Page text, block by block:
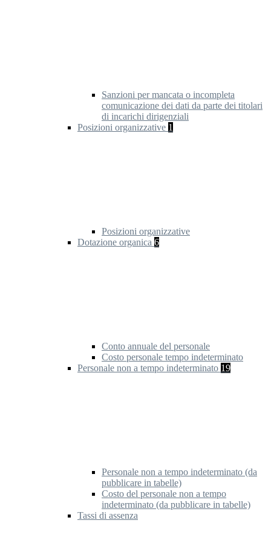
Sanzioni per mancata o incompleta
comunicazione dei dati da parte dei titolari
di incarichi dirigenziali
Posizioni organizzative 1
Posizioni organizzative
Dotazione organica 6
Conto annuale del personale
Costo personale tempo indeterminato
Personale non a tempo indeterminato 19
Personale non a tempo indeterminato (da
pubblicare in tabelle)
Costo del personale non a tempo
indeterminato (da pubblicare in tabelle)
Tassi di assenza